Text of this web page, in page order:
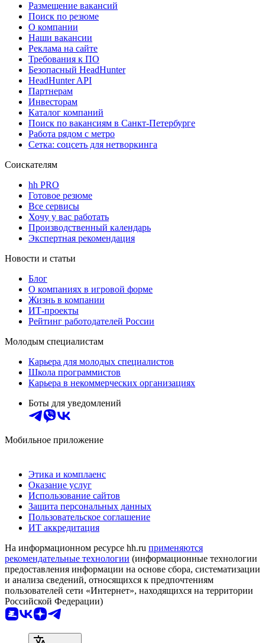
Размещение вакансий
Поиск по резюме
О компании
Наши вакансии
Реклама на сайте
Требования к ПО
Безопасный HeadHunter
HeadHunter API
Партнерам
Инвесторам
Каталог компаний
Поиск по вакансиям в Санкт-Петербурге
Работа рядом с метро
Сетка: соцсеть для нетворкинга
Соискателям
hh PRO
Готовое резюме
Все сервисы
Хочу у вас работать
Производственный календарь
Экспертная рекомендация
Новости и статьи
Блог
О компаниях в игровой форме
Жизнь в компании
ИТ-проекты
Рейтинг работодателей России
Молодым специалистам
Карьера для молодых специалистов
Школа программистов
Карьера в некоммерческих организациях
Боты для уведомлений
Мобильное приложение
Этика и комплаенс
Оказание услуг
Использование сайтов
Защита персональных данных
Пользовательское соглашение
ИТ аккредитация
На информационном ресурсе hh.ru применяются
рекомендательные технологии (информационные технологии
предоставления информации на основе сбора, систематизации
и анализа сведений, относящихся к предпочтениям
пользователей сети «Интернет», находящихся на территории
Российской Федерации)